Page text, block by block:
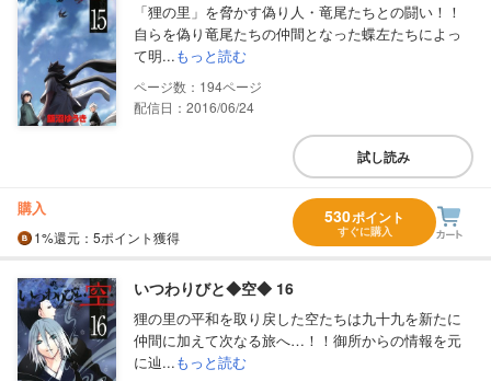
「狸の里」を脅かす偽り人・竜尾たちとの闘い！！
自らを偽り竜尾たちの仲間となった蝶左たちによっ
て明...もっと読む
194
配信日：2016/06/24
試し読み
購入
1%還元 ：5ポイント獲得
530ポイント
すぐに購入
いつわりびと◆空◆ 16
狸の里の平和を取り戻した空たちは九十九を新たに
仲間に加えて次なる旅へ…！！御所からの情報を元
に辿...もっと読む